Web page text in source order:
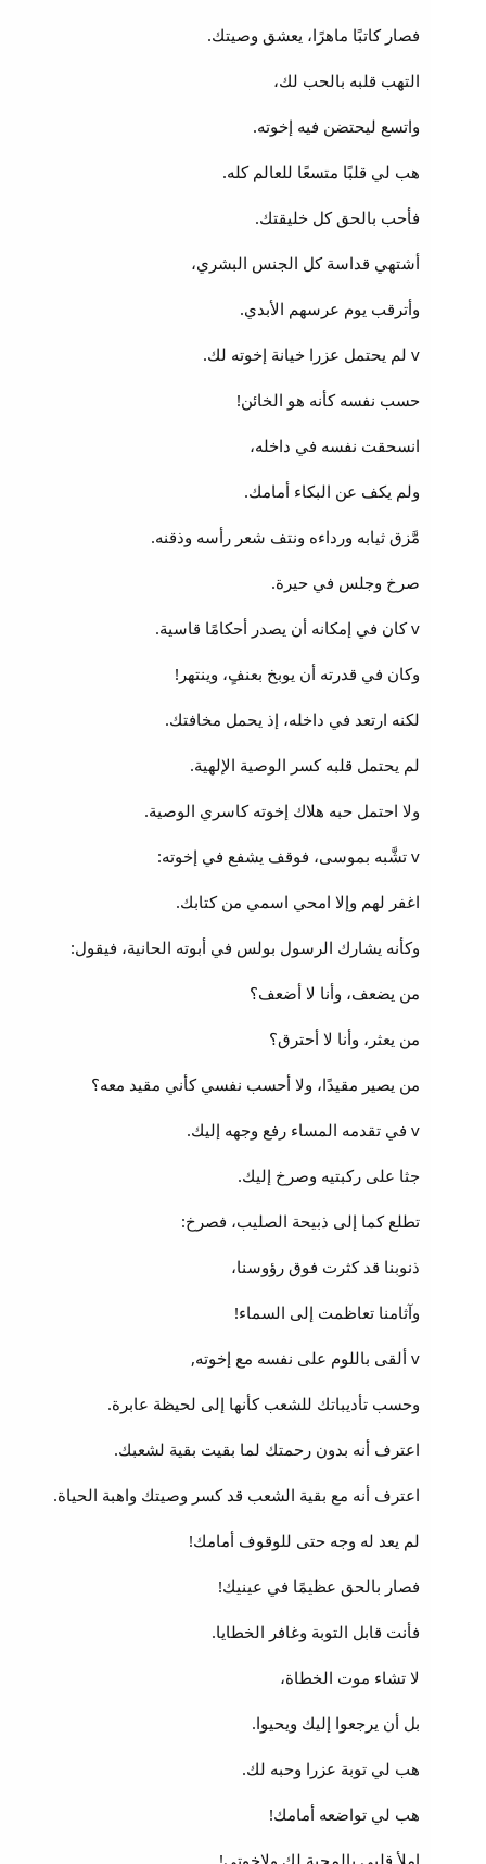
فصار كاتبًا ماهرًا، يعشق وصيتك.
التهب قلبه بالحب لك،
واتسع ليحتضن فيه إخوته.
هب لي قلبًا متسعًا للعالم كله.
فأحب بالحق كل خليقتك.
أشتهي قداسة كل الجنس البشري،
وأترقب يوم عرسهم الأبدي.
v لم يحتمل عزرا خيانة إخوته لك.
حسب نفسه كأنه هو الخائن!
انسحقت نفسه في داخله،
ولم يكف عن البكاء أمامك.
مَّزق ثيابه ورداءه ونتف شعر رأسه وذقنه.
صرخ وجلس في حيرة.
v كان في إمكانه أن يصدر أحكامًا قاسية.
وكان في قدرته أن يوبخ بعنفٍ، وينتهر!
لكنه ارتعد في داخله، إذ يحمل مخافتك.
لم يحتمل قلبه كسر الوصية الإلهية.
ولا احتمل حبه هلاك إخوته كاسري الوصية.
v تشَّبه بموسى، فوقف يشفع في إخوته:
اغفر لهم وإلا امحي اسمي من كتابك.
وكأنه يشارك الرسول بولس في أبوته الحانية، فيقول:
من يضعف، وأنا لا أضعف؟
من يعثر، وأنا لا أحترق؟
من يصير مقيدًا، ولا أحسب نفسي كأني مقيد معه؟
v في تقدمه المساء رفع وجهه إليك.
جثا على ركبتيه وصرخ إليك.
تطلع كما إلى ذبيحة الصليب، فصرخ:
ذنوبنا قد كثرت فوق رؤوسنا،
وآثامنا تعاظمت إلى السماء!
v ألقى باللوم على نفسه مع إخوته,
وحسب تأديباتك للشعب كأنها إلى لحيظة عابرة.
اعترف أنه بدون رحمتك لما بقيت بقية لشعبك.
اعترف أنه مع بقية الشعب قد كسر وصيتك واهبة الحياة.
لم يعد له وجه حتى للوقوف أمامك!
فصار بالحق عظيمًا في عينيك!
فأنت قابل التوبة وغافر الخطايا.
لا تشاء موت الخطاة،
بل أن يرجعوا إليك ويحيوا.
هب لي توبة عزرا وحبه لك.
هب لي تواضعه أمامك!
املأ قلبي بالمحبة لك ولإخوتي!